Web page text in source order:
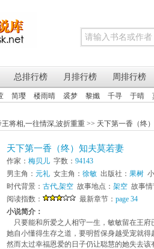
总排行榜 月排行榜 周排行榜
简璎 楼雨晴 裘梦 黎孅 千寻 于晴
王将相,一往情深,波折重重 >> 天下第一香（终
天下第一香（终）知夫莫若妻
作家： 梅贝儿 字数： 94143
男主角： 元礼 女主角： 徐敏 出版社： 果树
时代背景： 古代,架空 故事地点： 架空 故事
阅读指数：
最新章节： page 34
小说简介：
只要能和所爱之人相守一生，敏敏留在王府
她自小懂得生存之道，要明哲保身越受宠就得
然而太过幸福恩爱的日子仍让聪慧的她失去该